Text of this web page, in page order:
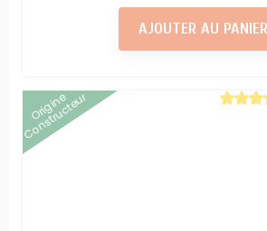
AJOUTER AU PANIER
Origine
Constructeur